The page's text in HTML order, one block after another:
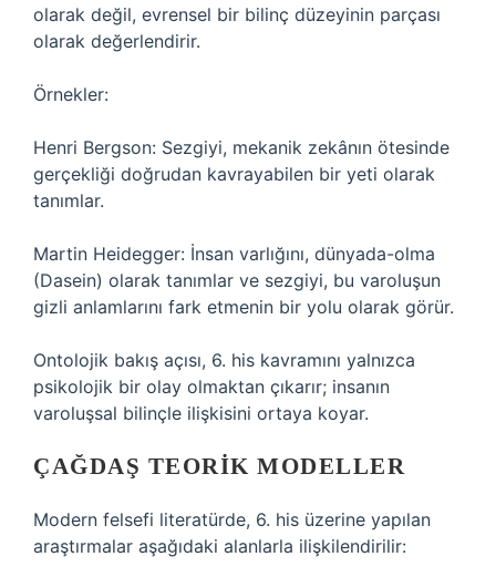
olarak değil, evrensel bir bilinç düzeyinin parçası
olarak değerlendirir.
Örnekler:
Henri Bergson: Sezgiyi, mekanik zekânın ötesinde
gerçekliği doğrudan kavrayabilen bir yeti olarak
tanımlar.
Martin Heidegger: İnsan varlığını, dünyada-olma
(Dasein) olarak tanımlar ve sezgiyi, bu varoluşun
gizli anlamlarını fark etmenin bir yolu olarak görür.
Ontolojik bakış açısı, 6. his kavramını yalnızca
psikolojik bir olay olmaktan çıkarır; insanın
varoluşsal bilinçle ilişkisini ortaya koyar.
ÇAĞDAŞ TEORIK MODELLER
Modern felsefi literatürde, 6. his üzerine yapılan
araştırmalar aşağıdaki alanlarla ilişkilendirilir: